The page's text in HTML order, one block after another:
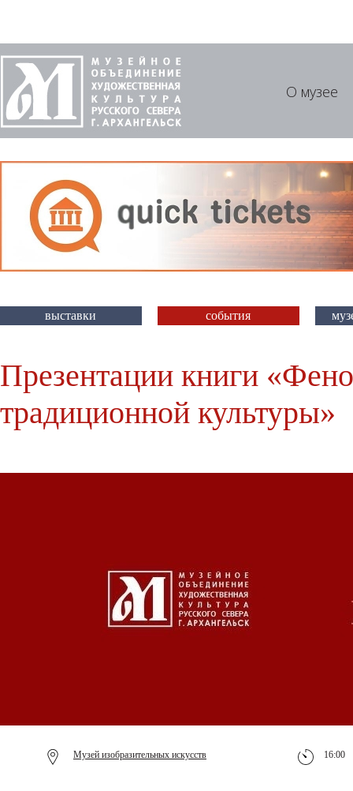
О музее
выставки события
Презентации книги
традиционной культуры»
Музей изобразительных искусств 16:00